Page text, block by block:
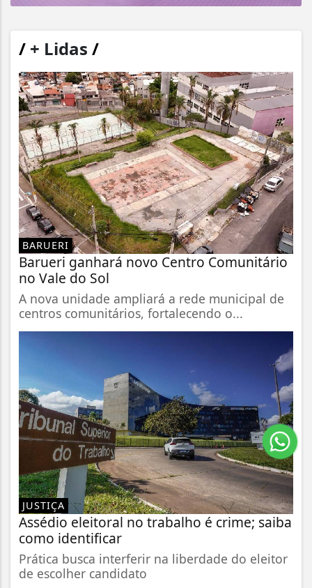
/ + Lidas /
BARUERI
Barueri ganhará novo Centro Comunitário
no Vale do Sol
A nova unidade ampliará a rede municipal de
centros comunitários, fortalecendo o...
JUSTIÇA
Assédio eleitoral no trabalho é crime; saiba
como identificar
Prática busca interferir na liberdade do eleitor
de escolher candidato